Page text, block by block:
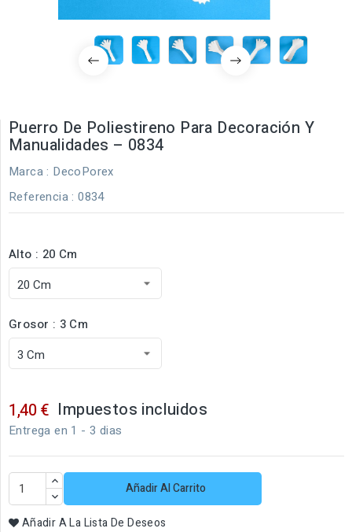
Puerro De Poliestireno Para Decoración Y
Manualidades – 0834
Marca : DecoPorex
Referencia : 0834
Alto : 20 Cm
Grosor : 3 Cm
1,40 € Impuestos incluidos
Entrega en 1 - 3 dias
Añadir Al Carrito
Añadir A La Lista De Deseos